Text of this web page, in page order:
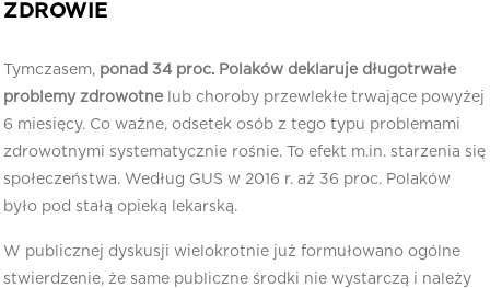
ZDROWIE
Tymczasem, ponad 34 proc. Polaków deklaruje długotrwałe
problemy zdrowotne lub choroby przewlekłe trwające powyżej
6 miesięcy. Co ważne, odsetek osób z tego typu problemami
zdrowotnymi systematycznie rośnie. To efekt m.in. starzenia się
społeczeństwa. Według GUS w 2016 r. aż 36 proc. Polaków
było pod stałą opieką lekarską.
W publicznej dyskusji wielokrotnie już formułowano ogólne
stwierdzenie, że same publiczne środki nie wystarczą i należy